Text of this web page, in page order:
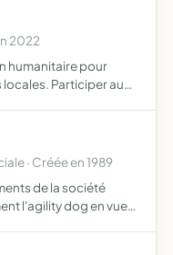
2022
humanitaire pour
Participer au
· Créée en 1989
de la société
l'agility dog en vue